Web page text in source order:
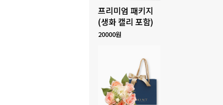
프리미엄 패키지
(생화 캘리 포함)
20000원